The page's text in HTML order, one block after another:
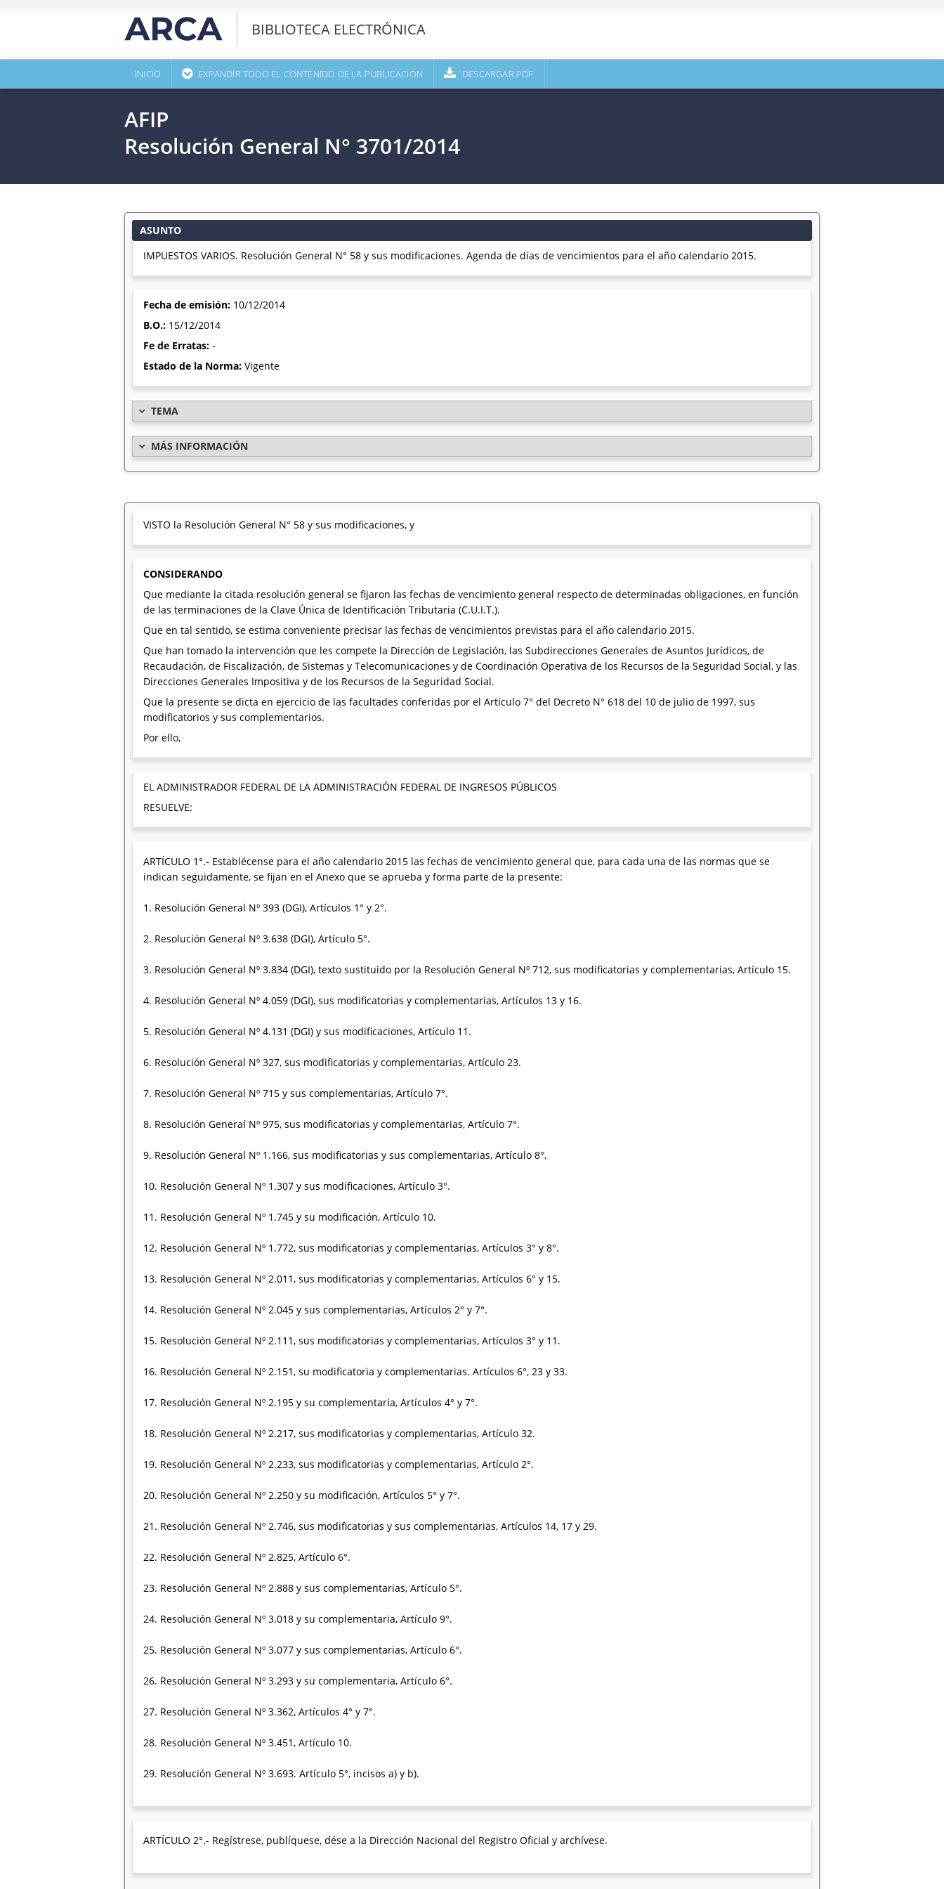
BIBLIOTECA ELECTRÓNICA
INICIO EXPANDIR TODO EL CONTENIDO DE LA PUBLICACIÓN DESCARGAR PDF
AFIP
Resolución General N° 3701/2014
ASUNTO
IMPUESTOS VARIOS. Resolución General N° 58 y sus modificaciones. Agenda de días de vencimientos para el año calendario 2015.
Fecha de emisión: 10/12/2014
B.O.: 15/12/2014
Fe de Erratas: -
Estado de la Norma: Vigente
TEMA
MÁS INFORMACIÓN
VISTO la Resolución General N° 58 y sus modificaciones, y
CONSIDERANDO
Que mediante la citada resolución general se fijaron las fechas de vencimiento general respecto de determinadas obligaciones, en función
de las terminaciones de la Clave Única de Identificación Tributaria (C.U.I.T.).
Que en tal sentido, se estima conveniente precisar las fechas de vencimientos previstas para el año calendario 2015.
Que han tomado la intervención que les compete la Dirección de Legislación, las Subdirecciones Generales de Asuntos Jurídicos, de
Recaudación, de Fiscalización, de Sistemas y Telecomunicaciones y de Coordinación Operativa de los Recursos de la Seguridad Social, y las
Direcciones Generales Impositiva y de los Recursos de la Seguridad Social.
Que la presente se dicta en ejercicio de las facultades conferidas por el Artículo 7° del Decreto N° 618 del 10 de julio de 1997, sus
modificatorios y sus complementarios.
Por ello,
EL ADMINISTRADOR FEDERAL DE LA ADMINISTRACIÓN FEDERAL DE INGRESOS PÚBLICOS
RESUELVE:
ARTÍCULO 1°.- Establécense para el año calendario 2015 las fechas de vencimiento general que, para cada una de las normas que se
indican seguidamente, se fijan en el Anexo que se aprueba y forma parte de la presente:
1. Resolución General Nº 393 (DGI), Artículos 1° y 2°.
2. Resolución General Nº 3.638 (DGI), Artículo 5°.
3. Resolución General Nº 3.834 (DGI), texto sustituido por la Resolución General Nº 712, sus modificatorias y complementarias, Artículo 15.
4. Resolución General Nº 4.059 (DGI), sus modificatorias y complementarias, Artículos 13 y 16.
5. Resolución General Nº 4.131 (DGI) y sus modificaciones, Artículo 11.
6. Resolución General Nº 327, sus modificatorias y complementarias, Artículo 23.
7. Resolución General Nº 715 y sus complementarias, Artículo 7°.
8. Resolución General Nº 975, sus modificatorias y complementarias, Artículo 7°.
9. Resolución General Nº 1.166, sus modificatorias y sus complementarias, Artículo 8°.
10. Resolución General Nº 1.307 y sus modificaciones, Artículo 3°.
11. Resolución General Nº 1.745 y su modificación, Artículo 10.
12. Resolución General Nº 1.772, sus modificatorias y complementarias, Artículos 3° y 8°.
13. Resolución General Nº 2.011, sus modificatorias y complementarias, Artículos 6° y 15.
14. Resolución General Nº 2.045 y sus complementarias, Artículos 2° y 7°.
15. Resolución General Nº 2.111, sus modificatorias y complementarias, Artículos 3° y 11.
16. Resolución General Nº 2.151, su modificatoria y complementarias. Artículos 6°, 23 y 33.
17. Resolución General Nº 2.195 y su complementaria, Artículos 4° y 7°.
18. Resolución General Nº 2.217, sus modificatorias y complementarias, Artículo 32.
19. Resolución General Nº 2.233, sus modificatorias y complementarias, Artículo 2°.
20. Resolución General Nº 2.250 y su modificación, Artículos 5° y 7°.
21. Resolución General Nº 2.746, sus modificatorias y sus complementarias, Artículos 14, 17 y 29.
22. Resolución General Nº 2.825, Artículo 6°.
23. Resolución General Nº 2.888 y sus complementarias, Artículo 5°.
24. Resolución General Nº 3.018 y su complementaria, Artículo 9°.
25. Resolución General Nº 3.077 y sus complementarias, Artículo 6°.
26. Resolución General Nº 3.293 y su complementaria, Artículo 6°.
27. Resolución General Nº 3.362, Artículos 4° y 7°.
28. Resolución General Nº 3.451, Artículo 10.
29. Resolución General Nº 3.693. Artículo 5°, incisos a) y b).
ARTÍCULO 2°.- Regístrese, publíquese, dése a la Dirección Nacional del Registro Oficial y archívese.